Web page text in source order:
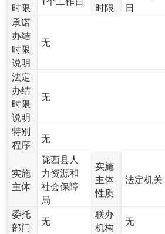
时限
时限
日
承诺
办结
时限
说明
无
法定
办结
时限
说明
无
特别
程序
无
实施
主体
陇西县人
力资源和
社会保障
局
实施
主体
性质
法定机关
委托
部门
无
联办
机构
无